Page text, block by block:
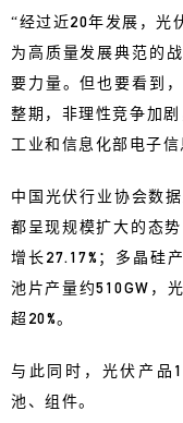
“经过近20年发展，光
为高质量发展典范的
要力量。但也要看到
整期，非理性竞争加
工业和信息化部电子信
中国光伏行业协会数
都呈现规模扩大的态
增长27.17%；多晶硅
池片产量约510GW，
超20%。
与此同时，光伏产品
池、组件。